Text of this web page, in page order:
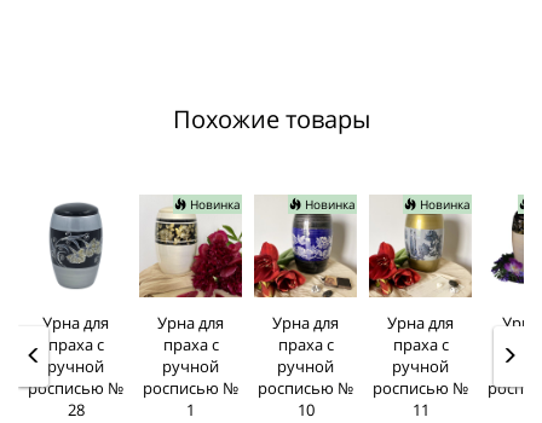
Похожие товары
Урна для
праха с
ручной
росписью №
28
Новинка
Урна для
праха с
ручной
росписью №
1
Новинка
Урна для
праха с
ручной
росписью №
10
Новинка
Урна для
праха с
ручной
росписью №
11
Урна